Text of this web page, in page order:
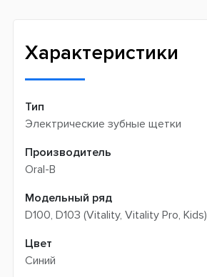
Характеристики
Тип
Электрические зубные щетки
Производитель
Oral-B
Модельный ряд
D100, D103 (Vitality, Vitality Pro, Kids)
Цвет
Синий